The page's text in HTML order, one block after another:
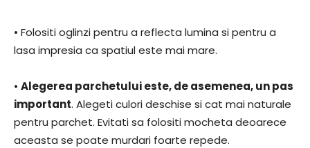
• Folositi oglinzi pentru a reflecta lumina si pentru a
lasa impresia ca spatiul este mai mare.
• Alegerea parchetului este, de asemenea, un pas
important. Alegeti culori deschise si cat mai naturale
pentru parchet. Evitati sa folositi mocheta deoarece
aceasta se poate murdari foarte repede.